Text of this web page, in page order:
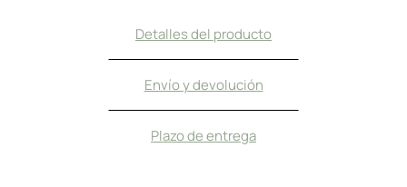
Detalles del producto
Envío y devolución
Plazo de entrega